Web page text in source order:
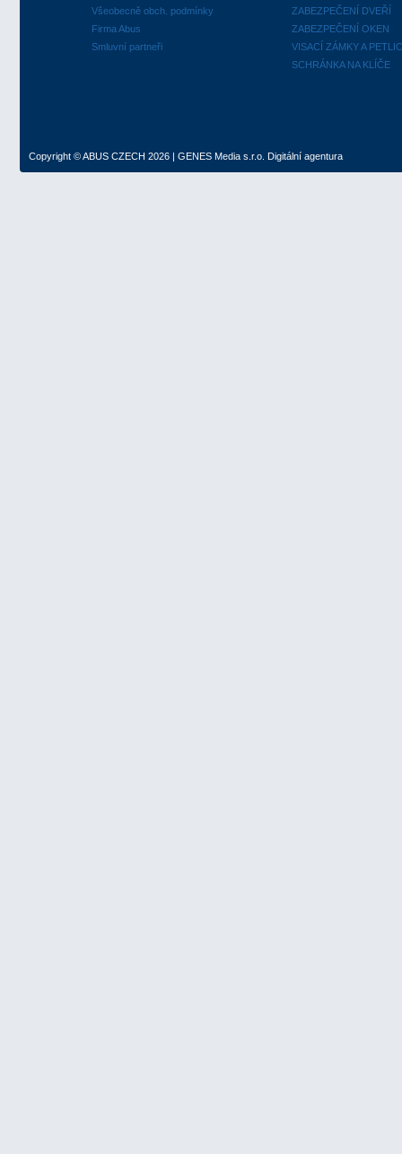
Všeobecně obch. podmínky
Firma Abus
Smluvní partneři
ZABEZPEČENÍ DVEŘÍ
ZABEZPEČENÍ OKEN
VISACÍ ZÁMKY A
SCHRÁNKA NA KLÍČE
Copyright ©ABUS CZECH 2026 | GENES Media s.r.o. Digitální agentura